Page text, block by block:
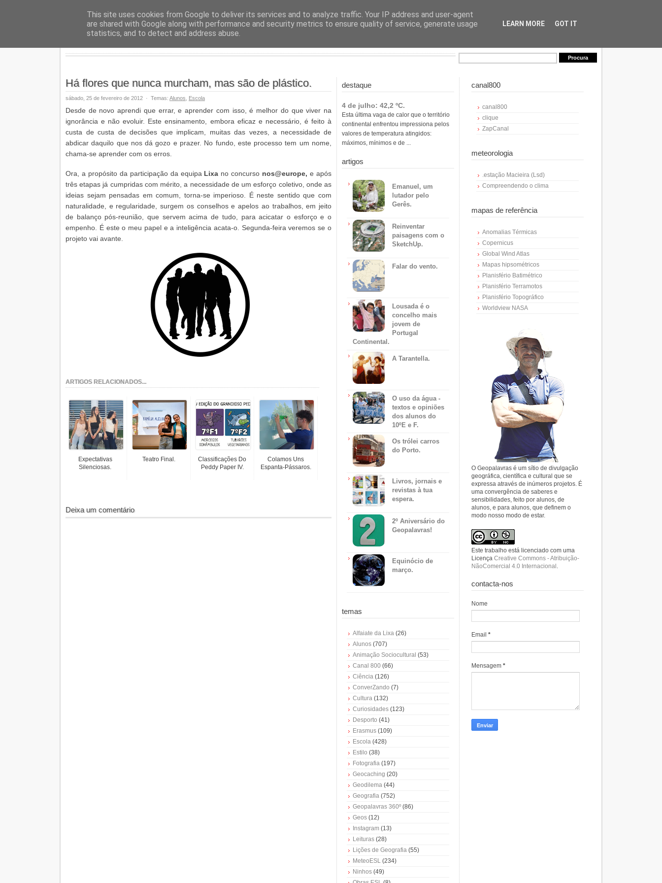
Geopalavras
Há flores que nunca murcham, mas são de plástico.
sábado, 25 de fevereiro de 2012 · Temas: Alunos Escola
Desde de novo aprendi que errar, e aprender com isso, é melhor do que viver na
ignorância e não evoluir. Este ensinamento, embora eficaz e necessário, é feito à
custa de custa de decisões que implicam, muitas das vezes, a necessidade de
abdicar daquilo que nos dá gozo e prazer. No fundo, este processo tem um nome,
chama-se aprender com os erros.
Ora, a propósito da participação da equipa Lixa no concurso nos@europe, e após
três etapas já cumpridas com mérito, a necessidade de um esforço coletivo, onde as
ideias sejam pensadas em comum, torna-se imperioso. É neste sentido que com
naturalidade, e regularidade, surgem os conselhos e apelos ao trabalhos, em jeito
de balanço pós-reunião, que servem acima de tudo, para acicatar o esforço e o
empenho. É este o meu papel e a inteligência acata-o. Segunda-feira veremos se o
projeto vai avante.
ARTIGOS RELACIONADOS...
Expectativas
Silenciosas.
Teatro Final.
Classificações Do
Peddy Paper IV.
Colamos Uns
Espanta-Pássaros.
Deixa um comentário
destaque
4 de julho: 42,2 ºC.
Esta última vaga de calor que o território
continental enfrentou impressiona pelos
valores de temperatura atingidos:
máximos, mínimos e de ...
artigos
Emanuel, um
lutador pelo
Gerês.
Reinventar
paisagens com o
SketchUp.
Falar do vento.
Lousada é o
concelho mais
jovem de
Portugal
Continental.
A Tarantella.
O uso da água -
textos e opiniões
dos alunos do
10ºE e F.
Os trólei carros
do Porto.
Livros, jornais e
revistas à tua
espera.
2º Aniversário do
Geopalavras!
Equinócio de
março.
temas
Alfaiate da Lixa (26)
Alunos (707)
Animação Sociocultural (53)
Canal 800 (66)
Ciência (126)
ConverZando (7)
Cultura (132)
Curiosidades (123)
Desporto (41)
Erasmus (109)
Escola (428)
Estilo (38)
Fotografia (197)
Geocaching (20)
Geodilema (44)
Geografia (752)
Geopalavras 360º (86)
Geos (12)
Instagram (13)
Leituras (28)
Lições de Geografia (55)
MeteoESL (234)
Ninhos (49)
canal800
canal800
clique
ZapCanal
meteorologia
.estação Macieira (Lsd)
Compreendendo o clima
mapas de referência
Anomalias Térmicas
Copernicus
Global Wind Atlas
Mapas hipsométricos
Planisfério Batimétrico
Planisfério Terramotos
Planisfério Topográfico
Worldview NASA
O Geopalavras é um sítio de divulgação
geográfica, científica e cultural que se
expressa através de inúmeros projetos. É
uma convergência de saberes e
sensibilidades, feito por alunos, de
alunos, e para alunos, que definem o
modo nosso modo de estar.
Este trabalho está licenciado com uma
Licença Creative Commons - Atribuição-
NãoComercial 4.0 Internacional .
contacta-nos
Nome
Email *
Mensagem *
This site uses cookies from Google to deliver its services and to analyze traffic. Your IP address and user-agent
are shared with Google along with performance and security metrics to ensure quality of service, generate usage
statistics, and to detect and address abuse.
LEARN MORE GOT IT